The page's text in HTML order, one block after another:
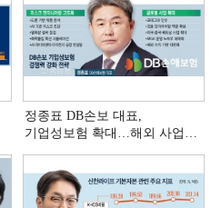
정종표 DB손보 대표,
기업성보험 확대…해외 사업